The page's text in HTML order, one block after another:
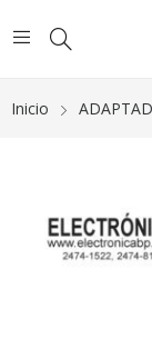
Inicio